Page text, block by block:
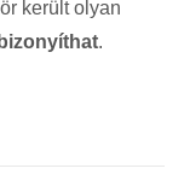
került olyan
.